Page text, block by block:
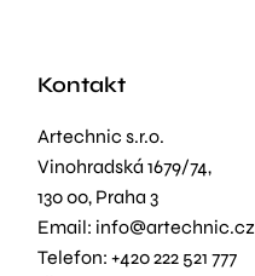
Kontakt
Artechnic s.r.o.
Vinohradská 1679/74,
130 00, Praha 3
Email: info@artechnic.cz
Telefon:+420 222 521 777